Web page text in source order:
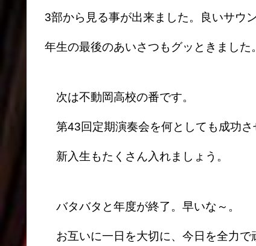
3部から見る事が出来ました。良いサウ
年生の最後のあいさつもグッときました
次は不動岡高校の番です。
第43回定期演奏会を何としても成功さ
新入生もたくさん入れましょう。
バタバタと年度が終了。早いな～。
お互いに一日を大切に、今日を全力で